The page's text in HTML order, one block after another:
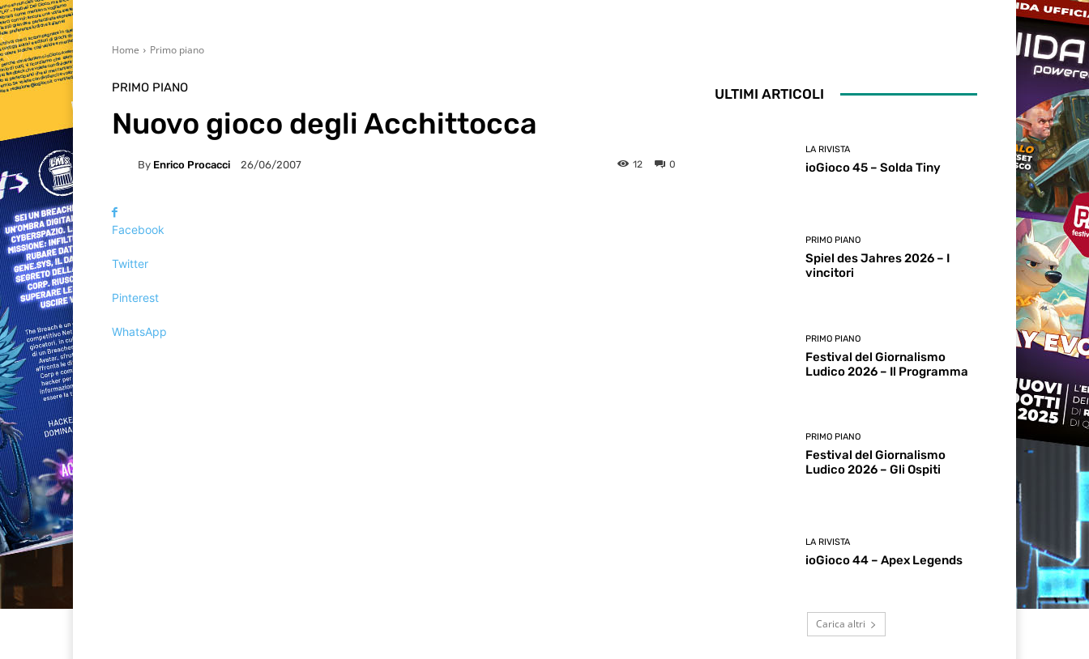
Home Primo piano
PRIMO PIANO
Nuovo gioco degli Acchittocca
By Enrico Procacci 26/06/2007 0
12
Facebook
Twitter
Pinterest
WhatsApp
ULTIMI ARTICOLI
LA RIVISTA
ioGioco 45 – Solda Tiny
PRIMO PIANO
Spiel des Jahres 2026 – I
vincitori
PRIMO PIANO
Festival del Giornalismo
Ludico 2026 – Il Programma
PRIMO PIANO
Festival del Giornalismo
Ludico 2026 – Gli Ospiti
LA RIVISTA
ioGioco 44 – Apex Legends
Carica altri